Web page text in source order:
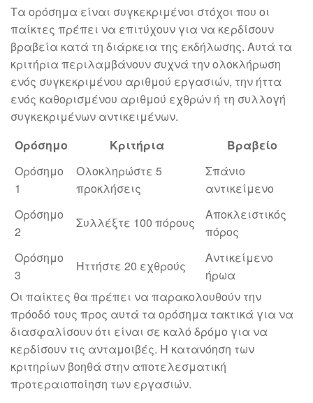
Τα ορόσημα είναι συγκεκριμένοι στόχοι που οι
παίκτες πρέπει να επιτύχουν για να κερδίσουν
βραβεία κατά τη διάρκεια της εκδήλωσης. Αυτά τα
κριτήρια περιλαμβάνουν συχνά την ολοκλήρωση
ενός συγκεκριμένου αριθμού εργασιών, την ήττα
ενός καθορισμένου αριθμού εχθρών ή τη συλλογή
συγκεκριμένων αντικειμένων.
Ορόσημο
Κριτήρια
Βραβείο
Ορόσημο
1
Ολοκληρώστε 5
προκλήσεις
Σπάνιο
αντικείμενο
Ορόσημο
2
Συλλέξτε 100 πόρους
Αποκλειστικός
πόρος
Ορόσημο
3
Ηττήστε 20 εχθρούς
Αντικείμενο
ήρωα
Οι παίκτες θα πρέπει να παρακολουθούν την
πρόοδό τους προς αυτά τα ορόσημα τακτικά για να
διασφαλίσουν ότι είναι σε καλό δρόμο για να
κερδίσουν τις ανταμοιβές. Η κατανόηση των
κριτηρίων βοηθά στην αποτελεσματική
προτεραιοποίηση των εργασιών.